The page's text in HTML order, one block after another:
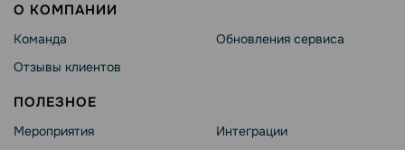
О КОМПАНИИ
Команда
Отзывы клиентов
Обновления сервиса
ПОЛЕЗНОЕ
Мероприятия
Интеграции